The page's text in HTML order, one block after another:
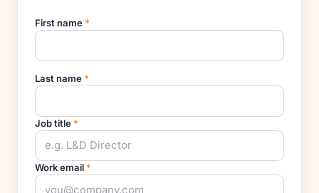
First name *
Last name *
Job title *
Work email *